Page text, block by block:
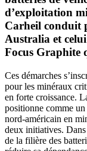
d’exploitation
Carheil conduit
Australia et
Focus Graphite
Ces démarches
pour les minéraux
en forte croissance.
positionne comme
nord-américain en
deux initiatives.
de la filière des